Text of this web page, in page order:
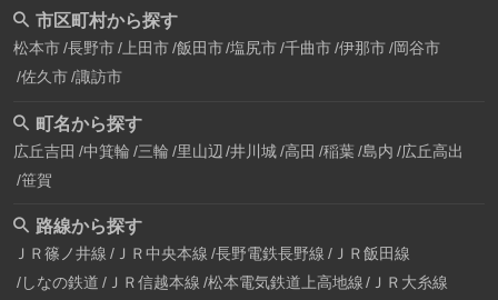
市区町村から探す
松本市 長野市 上田市 飯田市 塩尻市 千曲市 伊那市 岡谷市
佐久市 諏訪市
町名から探す
広丘吉田 中箕輪 三輪 里山辺 井川城 高田 稲葉 島内 広丘高出
笹賀
路線から探す
ＪＲ篠ノ井線 ＪＲ中央本線 長野電鉄長野線 ＪＲ飯田線
しなの鉄道 ＪＲ信越本線 松本電気鉄道上高地線
ＪＲ大糸線